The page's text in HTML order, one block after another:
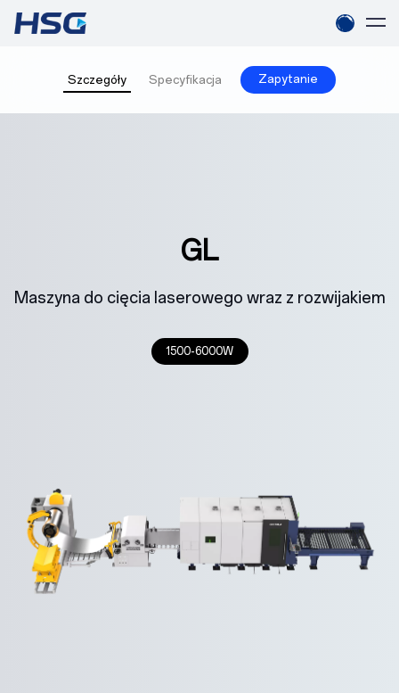
Szczegóły Specyfikacja Zapytanie
GL
Maszyna do cięcia laserowego wraz z rozwijakiem
1500-6000W